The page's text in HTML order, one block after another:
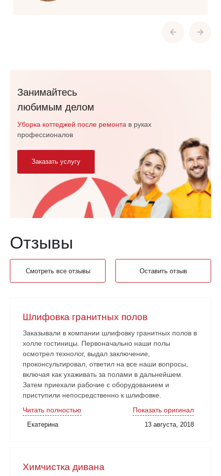
Занимайтесь
любимым делом
Уборка коттеджей после ремонта в руках
профессионалов
Заказать услугу
Отзывы
Смотреть все отзывы Оставить отзыв
Шлифовка гранитных полов
Заказывали в компании шлифовку гранитных полов в
холле гостиницы. Первоначально наши полы
осмотрел технолог, выдал заключение,
проконсультировал, ответил на все наши вопросы,
включая как ухаживать за полами в дальнейшем.
Затем приехали рабочие с оборудованием и
приступили непосредственно к шлифовке.
наши замечания и пожелания учитывали. Работа
сдана в срок. Очень довольны!
Читать полностью Показать оригинал
Екатерина 13 августа, 2018
Химчистка дивана